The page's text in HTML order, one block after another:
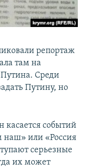
репортаж
там на
Среди
Путину, но
касается событий
наш» или «Россия
серьезные
их может